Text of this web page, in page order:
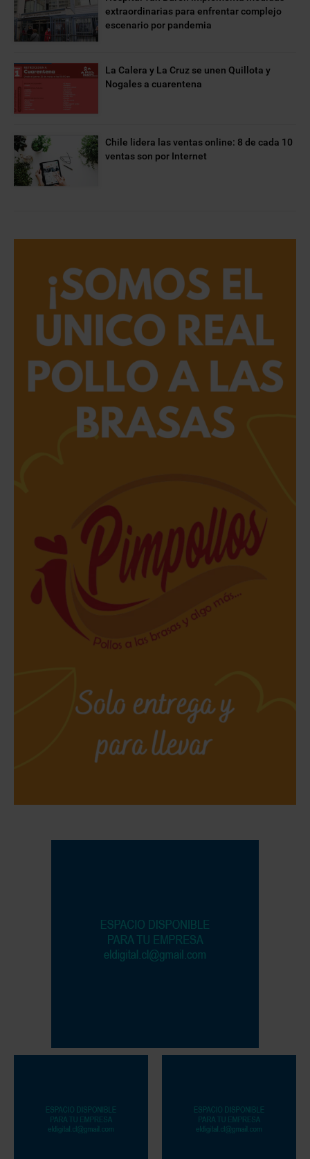
extraordinarias para enfrentar complejo
escenario por pandemia
La Calera y La Cruz se unen Quillota y
Nogales a cuarentena
Chile lidera las ventas online: 8 de cada 10
ventas son por Internet